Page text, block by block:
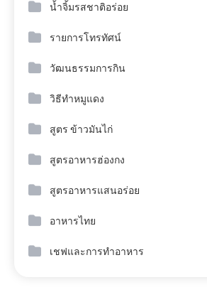
น้ำจิ้มรสชาติอร่อย
รายการโทรทัศน์
วัฒนธรรมการกิน
วิธีทำหมูแดง
สูตร ข้าวมันไก่
สูตรอาหารฮ่องกง
สูตรอาหารแสนอร่อย
อาหารไทย
เชฟและการทำอาหาร